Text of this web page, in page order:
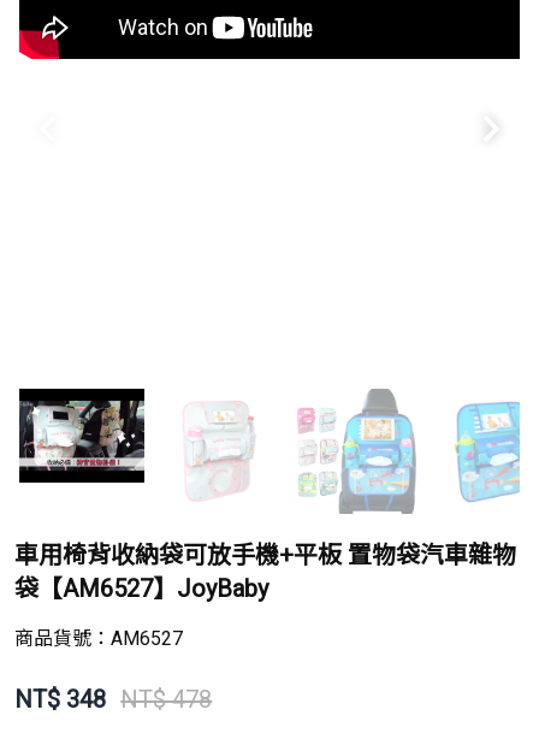
車用椅背收納袋可放手機+平板 置物袋汽車雜物
袋【AM6527】JoyBaby
商品貨號：AM6527
NT$ 348 NT$ 478